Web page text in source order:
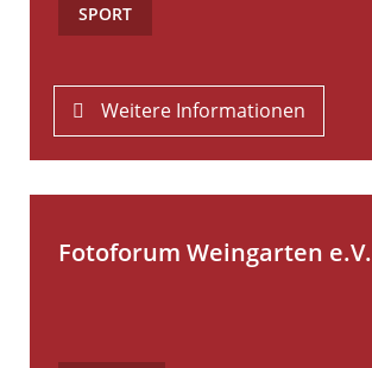
SPORT
Weitere Informationen
Fotoforum Weingarten e.V.